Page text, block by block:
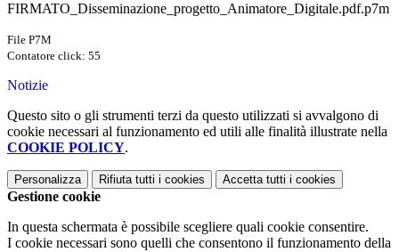
FIRMATO_Disseminazione_progetto_Animatore_Digitale.pdf.p7m
File P7M
Contatore click: 55
Notizie
Questo sito o gli strumenti terzi da questo utilizzati si avvalgono di
cookie necessari al funzionamento ed utili alle finalità illustrate nella
COOKIE POLICY.
Personalizza Rifiuta tutti i cookies Accetta tutti i cookies
Gestione cookie
In questa schermata è possibile scegliere quali cookie consentire.
I cookie necessari sono quelli che consentono il funzionamento della